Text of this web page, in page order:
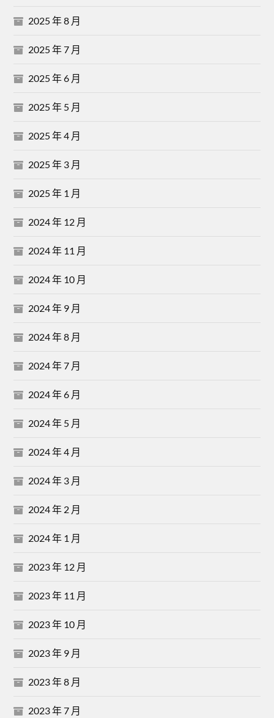
2025 年 8 月
2025 年 7 月
2025 年 6 月
2025 年 5 月
2025 年 4 月
2025 年 3 月
2025 年 1 月
2024 年 12 月
2024 年 11 月
2024 年 10 月
2024 年 9 月
2024 年 8 月
2024 年 7 月
2024 年 6 月
2024 年 5 月
2024 年 4 月
2024 年 3 月
2024 年 2 月
2024 年 1 月
2023 年 12 月
2023 年 11 月
2023 年 10 月
2023 年 9 月
2023 年 8 月
2023 年 7 月